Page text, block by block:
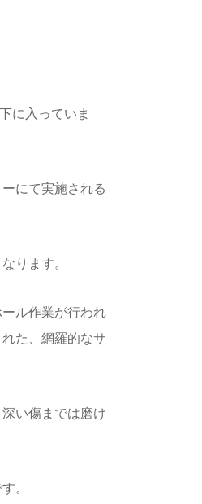
に入っていま
にて実施される
なります。
ル作業が行われ
た、網羅的なサ
い傷までは磨け
。